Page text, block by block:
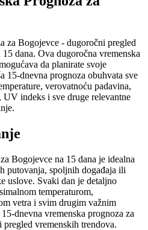
za Bogojevce - dugoročni pregled
dana. Ova dugoročna vremenska
da planirate svoje
15-dnevna prognoza obuhvata sve
verovatnoću padavina,
indeks i sve druge relevantne
Bogojevce na 15 dana je idealna
putovanja, spoljnih događaja ili
uslove. Svaki dan je detaljno
temperaturom,
vetra i svim drugim važnim
dnevna vremenska prognoza za
vremenskih trendova.